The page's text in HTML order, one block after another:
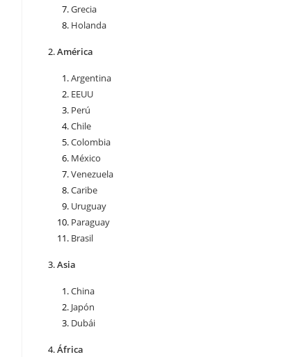
Grecia
Holanda
América
Argentina
EEUU
Perú
Chile
Colombia
México
Venezuela
Caribe
Uruguay
Paraguay
Brasil
Asia
China
Japón
Dubái
África